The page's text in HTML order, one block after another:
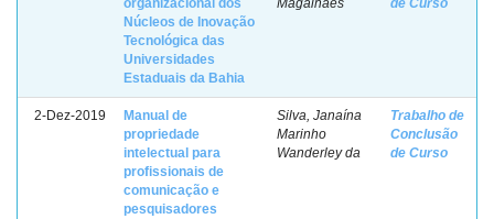
organizacional dos
Núcleos de Inovação
Tecnológica das
Universidades
Estaduais da Bahia
Magalhães
de Curso
2-Dez-2019
Manual de
propriedade
intelectual para
profissionais de
comunicação e
pesquisadores
Silva, Janaína
Marinho
Wanderley da
Trabalho de
Conclusão
de Curso